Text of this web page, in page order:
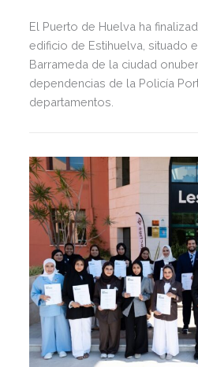
El Puerto de Huelva ha
edificio de Estihuelva, situado
Barrameda de la ciudad
dependencias de la Policía
departamentos.